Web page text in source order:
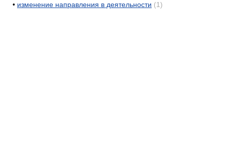
• изменение направления в деятельности (1)